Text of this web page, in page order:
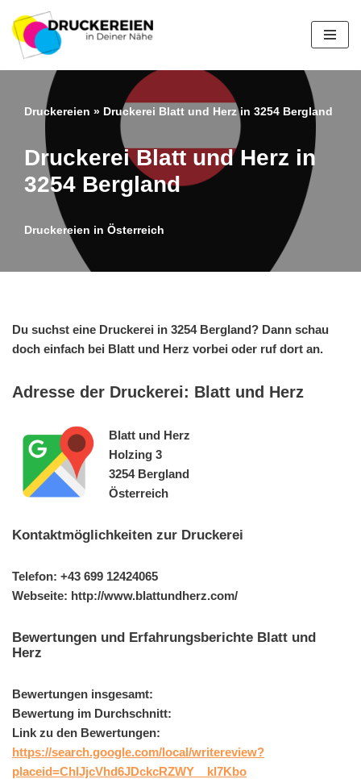
Zum
Inhalt
springen
Druckereien » Druckerei Blatt und Herz in 3254 Bergland
Druckerei Blatt und Herz in
3254 Bergland
Druckereien in Österreich
Du suchst eine Druckerei in 3254 Bergland? Dann schau
doch einfach bei Blatt und Herz vorbei oder ruf dort an.
Adresse der Druckerei: Blatt und Herz
Blatt und Herz
Holzing 3
3254 Bergland
Österreich
Kontaktmöglichkeiten zur Druckerei
Telefon: +43 699 12424065
Webseite: http://www.blattundherz.com/
Bewertungen und Erfahrungsberichte Blatt und
Herz
Bewertungen insgesamt:
Bewertung im Durchschnitt:
Link zu den Bewertungen:
https://search.google.com/local/writereview?
placeid=ChIJjcVhd6JDckcRZWY__kl7Kbo